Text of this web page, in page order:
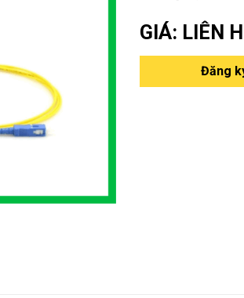
GIÁ: LIÊN
Đăng